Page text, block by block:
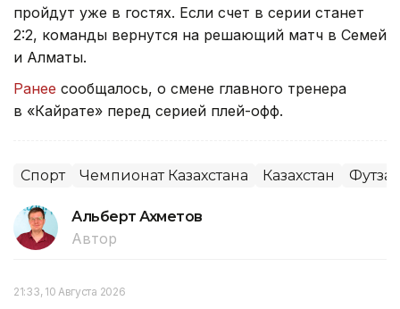
пройдут уже в гостях. Если счет в серии станет
2:2, команды вернутся на решающий матч в Семей
и Алматы.
Ранее сообщалось, о смене главного тренера
в «Кайрате» перед серией плей-офф.
Спорт Чемпионат Казахстана Казахстан Футзал
Альберт Ахметов
Автор
21:33, 10 Августа 2026